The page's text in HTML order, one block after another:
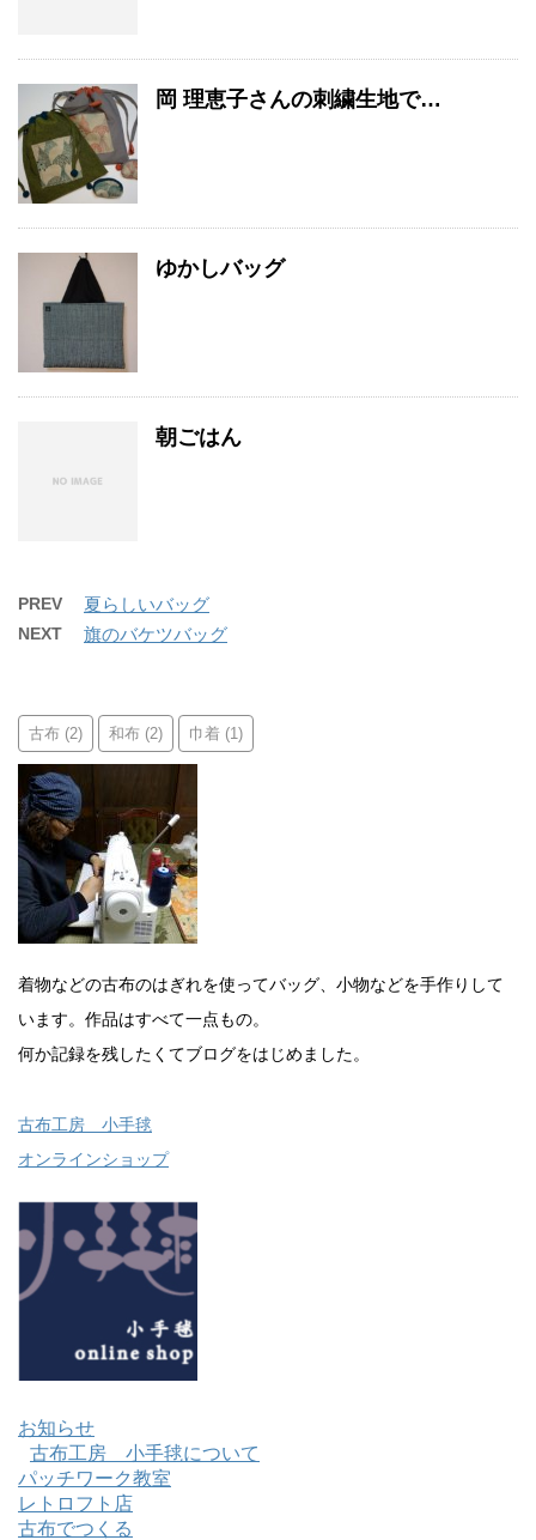
岡 理恵子さんの刺繍生地で…
ゆかしバッグ
朝ごはん
PREV 夏らしいバッグ
NEXT 旗のバケツバッグ
古布 (2) 和布 (2) 巾着 (1)
着物などの古布のはぎれを使ってバッグ、小物などを手作りして
います。作品はすべて一点もの。
何か記録を残したくてブログをはじめました。
古布工房 小手毬
オンラインショップ
お知らせ
古布工房 小手毬について
パッチワーク教室
レトロフト店
古布でつくる